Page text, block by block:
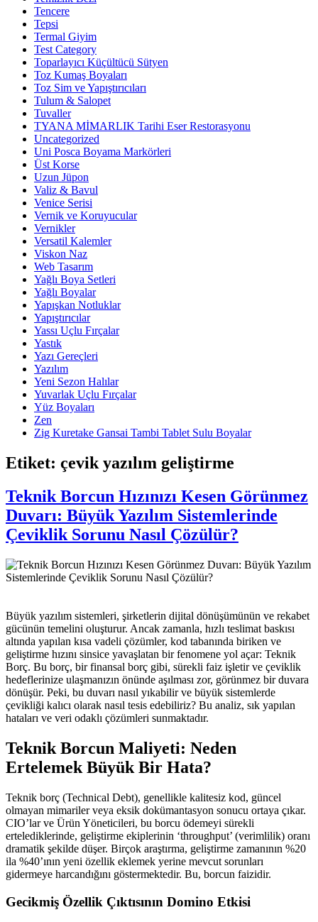
Tencere
Tepsi
Termal Giyim
Test Category
Toparlayıcı Küçültücü Sütyen
Toz Kumaş Boyaları
Toz Sim ve Yapıştırıcıları
Tulum & Salopet
Tuvaller
TYANA MİMARLIK Tarihi Eser Restorasyonu
Uncategorized
Uni Posca Boyama Markörleri
Üst Korse
Uzun Jüpon
Valiz & Bavul
Venice Serisi
Vernik ve Koruyucular
Vernikler
Versatil Kalemler
Viskon Naz
Web Tasarım
Yağlı Boya Setleri
Yağlı Boyalar
Yapışkan Notluklar
Yapıştırıcılar
Yassı Uçlu Fırçalar
Yastık
Yazı Gereçleri
Yazılım
Yeni Sezon Halılar
Yuvarlak Uçlu Fırçalar
Yüz Boyaları
Zen
​Zig Kuretake Gansai Tambi Tablet Sulu Boyalar
Etiket: çevik yazılım geliştirme
Teknik Borcun Hızınızı Kesen Görünmez
Duvarı: Büyük Yazılım Sistemlerinde
Çeviklik Sorunu Nasıl Çözülür?
Büyük yazılım sistemleri, şirketlerin dijital dönüşümünün ve rekabet
gücünün temelini oluşturur. Ancak zamanla, hızlı teslimat baskısı
altında yapılan kısa vadeli çözümler, kod tabanında biriken ve
geliştirme hızını sinsice yavaşlatan bir fenomene yol açar: Teknik
Borç. Bu borç, bir finansal borç gibi, sürekli faiz işletir ve çeviklik
hedeflerinize ulaşmanızın önünde aşılması zor, görünmez bir duvara
dönüşür. Peki, bu duvarı nasıl yıkabilir ve büyük sistemlerde
çevikliği kalıcı olarak nasıl tesis edebiliriz? Bu analiz, sık yapılan
hataları ve veri odaklı çözümleri sunmaktadır.
Teknik Borcun Maliyeti: Neden
Ertelemek Büyük Bir Hata?
Teknik borç (Technical Debt), genellikle kalitesiz kod, güncel
olmayan mimariler veya eksik dokümantasyon sonucu ortaya çıkar.
CIO’lar ve Ürün Yöneticileri, bu borcu ödemeyi sürekli
ertelediklerinde, geliştirme ekiplerinin ‘throughput’ (verimlilik) oranı
dramatik şekilde düşer. Birçok araştırma, geliştirme zamanının %20
ila %40’ının yeni özellik eklemek yerine mevcut sorunları
gidermeye harcandığını göstermektedir. Bu, borcun faizidir.
Gecikmiş Özellik Çıktısının Domino Etkisi